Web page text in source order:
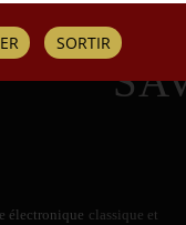
électronique classique et
SORTIR